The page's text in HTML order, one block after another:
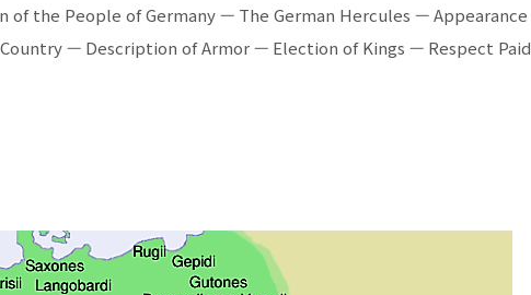
of the People of Germany — The German Hercules — Appearance
— Description of Armor — Election of Kings — Respect Paid